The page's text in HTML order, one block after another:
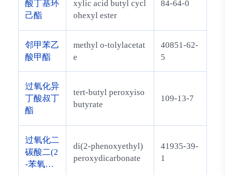
酸丁基环
己酯
xylic acid butyl cycl
ohexyl ester
84-64-0
邻甲苯乙
酸甲酯
methyl o-tolylacetat
e
40851-62-
5
过氧化异
丁酸叔丁
酯
tert-butyl peroxyiso
butyrate
109-13-7
过氧化二
碳酸二(2
-苯氧乙
di(2-phenoxyethyl)
peroxydicarbonate
41935-39-
1